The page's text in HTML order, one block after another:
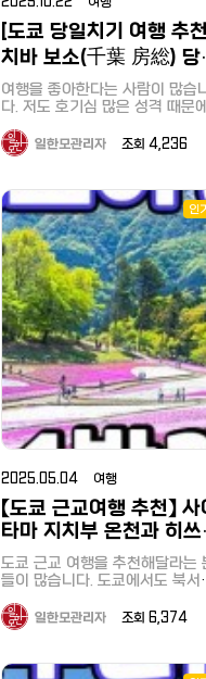
타우포에서 뉴질랜드의 광활한
과 멋진 지열지대를 카메라에 담고
많은 분들과 홍길동투어가 함께
력을 했는데요^^ 한컷한컷 아름다운
뉴질랜드를 담아내기위해굉장히
은 노력과 분주함이 보이는 사진
구요~ 로토루아의 아름다운 풍경인
데요 맑고 푸른하늘의 색깔이 눈에
제일 먼저 들어옵니다~
[도쿄 당일치기 여행 추
치바 보소(千葉 房総) 당
치기 버스 투어! 조개구이
뷔페, 도쿄만 횡단유람
여행을 좋아한다는 사람이 많습
다. 저도 호기심 많은 성격 때문
즐기는 것을 누구보다 좋아합니
하지만 막상 시간이 있어서 여행
나 어디로 가야할지 몰라, 결국
보는 것도 귀찮아져서 여행을 포
하기도 합니다. 그럴 때 저는 한국에
서 학창시절부터 애용하고 있는
일 버스 투어를 이용합니다. 일
와서는 더욱 대담해져 무려 혼자
당일 버스 투어를 즐기고 있습니
처음에는 상당히 용기가 필요했
만, 작년 하코네 당일 버스 투어
이용한 저는 자신감이 붙었고,
에는 최근에 인기를 얻고 있는 '
보소' 당일 버스 투어를 즐기고
니다. 10월 5일 일요일, 꽤 선선해진
10월 초순 일요일, 버스가 만원
서 옆에 모르는 아재라도 앉으면
쩌나 걱정하고 있었지만, 의외로
리는 여유가 있었습니다. 이번 목적
지는 여기! 날씨도 좋아서 아침 8시
에 버스는 신주쿠(新新宿)를 떠
니다. 꿀공방（はちみつ工房） 처음
도착한 곳은 2021년 9월에 리
오픈한 '꿀공방'이었습니다. 꿀이 나
올 때까지의 공정, 수제 꿀 음료
있는 곳입니다. 저는 건강을 위해 매
일 꿀을 먹고 있기 때문에 매우
게 무료 제공되는 꿀이 들어간
일한모관리자 조회 4,236
인
2025.05.04 여행
【도쿄 근교여행 추천】 사
타마 지치부 온천과 히쓰
야마 공원, 나가토로 산
뱃놀이, 호도산, 1박 2
도쿄 근교 여행을 추천해달라는
들이 많습니다. 도쿄에서도 북서
가 추천하는 곳으로 사이타마 지
부나 가와고에 등이 있는데요..
치부에 다녀왔습니다. 지치부(秩父)
일한모관리자 조회 6,374